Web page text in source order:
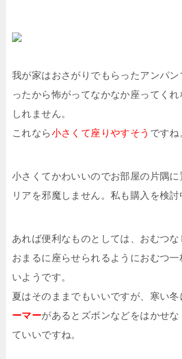
我が家はおさがりでもらったアンパ
ったから怖がってなかなか座ってくれ
しれません。
これなら小さくて座りやすそう ですね
小さくてかわいいのでお部屋の片隅に
リアを邪魔しません。私も購入を検討
あれば便利なものとしては、おむつな
おまるに座らせられるようにおむつ
いようです。
夏はそのままでもいいですが、寒い冬
ーマーがあるとズボンなどをはかせな
ていいですね。